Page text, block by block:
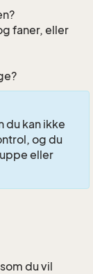
faner, eller
du kan ikke
og du
eller
du vil